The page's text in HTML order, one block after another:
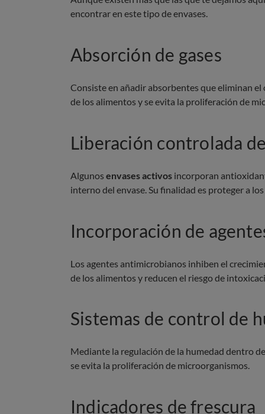
encontrar en este tipo de envases.
Absorción de gases
Consiste en añadir absorbentes que eliminan
de los alimentos y se evita la proliferación de
Liberación controlada
Algunos envases activos incorporan
interno del envase. Su finalidad es proteger a
Incorporación de
Los agentes antimicrobianos inhiben el
de los alimentos y reducen el riesgo de
Sistemas de control de
Mediante la regulación de la humedad dentro
se evita la proliferación de microorganismos.
Indicadores de frescura